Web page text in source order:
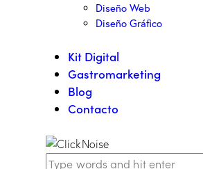
Diseño Web
Diseño Gráfico
Kit Digital
Gastromarketing
Blog
Contacto